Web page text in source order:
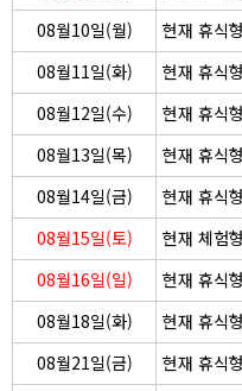
08월10일(월)
현재 휴식
08월11일(화)
현재 휴식
08월12일(수)
현재 휴식
08월13일(목)
현재 휴식
08월14일(금)
현재 휴식
08월15일(토)
현재 체험
08월16일(일)
현재 휴식
08월18일(화)
현재 휴식
08월21일(금)
현재 휴식